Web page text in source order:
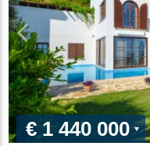
€ 1 440 000